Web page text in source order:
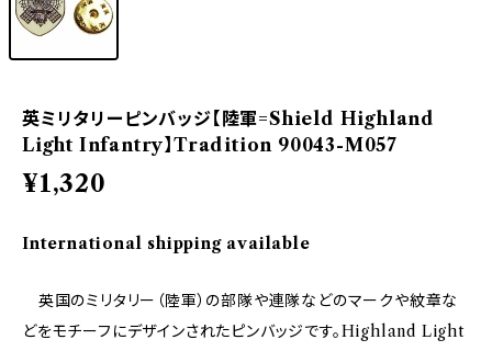
英ミリタリーピンバッジ【陸軍=Shield Highland
Light Infantry】Tradition 90043-M057
¥1,320
International shipping available
英国のミリタリー（陸軍）の部隊や連隊などのマークや紋章な
どをモチーフにデザインされたピンバッジです。Highland Light